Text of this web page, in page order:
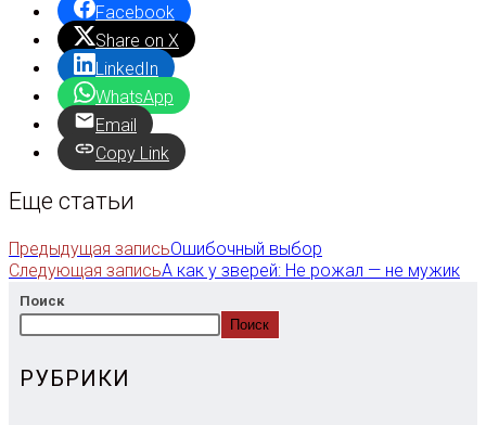
Facebook
Share on X
LinkedIn
WhatsApp
Email
Copy Link
Еще статьи
Предыдущая записьОшибочный выбор
Следующая записьА как у зверей: Не рожал — не мужик
Поиск
Поиск
РУБРИКИ